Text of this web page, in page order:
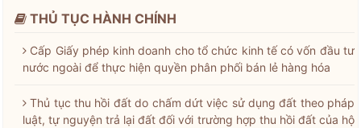
THỦ TỤC HÀNH CHÍNH
Cấp Giấy phép kinh doanh cho tổ chức kinh tế có vốn đầu tư
nước ngoài để thực hiện quyền phân phối bán lẻ hàng hóa
Thủ tục thu hồi đất do chấm dứt việc sử dụng đất theo pháp
luật, tự nguyện trả lại đất đối với trường hợp thu hồi đất của hộ